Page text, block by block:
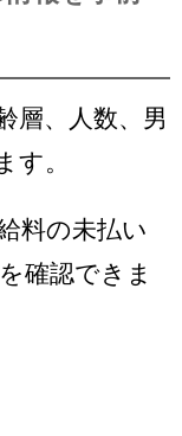
層、人数、男
す。
料の未払い
確認できま